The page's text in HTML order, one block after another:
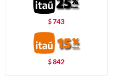
$ 743
$ 842